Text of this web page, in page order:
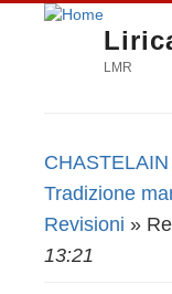
LMR
Tu sei qui
Tradizione
Revisioni »
13:21